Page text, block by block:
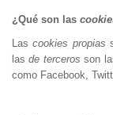
¿Qué son las
Lascookies propias
lasde terceros son
como Facebook,